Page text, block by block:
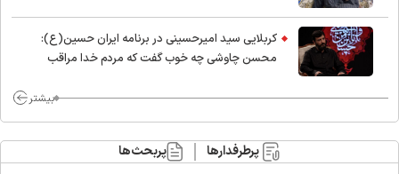
کربلایی سید امیر‌حسینی در برنامه ایران حسین(ع):
محسن چاوشی چه خوب گفت که مردم خدا مراقب
بیشتر
پرطرفدارها پربحث‌ها